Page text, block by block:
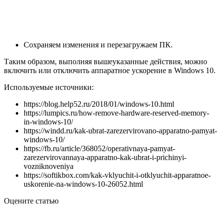
Сохраняем изменения и перезагружаем ПК.
Таким образом, выполняя вышеуказанные действия, можно
включить или отключить аппаратное ускорение в Windows 10.
Используемые источники:
https://blog.help52.ru/2018/01/windows-10.html
https://lumpics.ru/how-remove-hardware-reserved-memory-
in-windows-10/
https://windd.ru/kak-ubrat-zarezervirovano-apparatno-pamyat-
windows-10/
https://fb.ru/article/368052/operativnaya-pamyat-
zarezervirovannaya-apparatno-kak-ubrat-i-prichinyi-
vozniknoveniya
https://softikbox.com/kak-vklyuchit-i-otklyuchit-apparatnoe-
uskorenie-na-windows-10-26052.html
Оцените статью